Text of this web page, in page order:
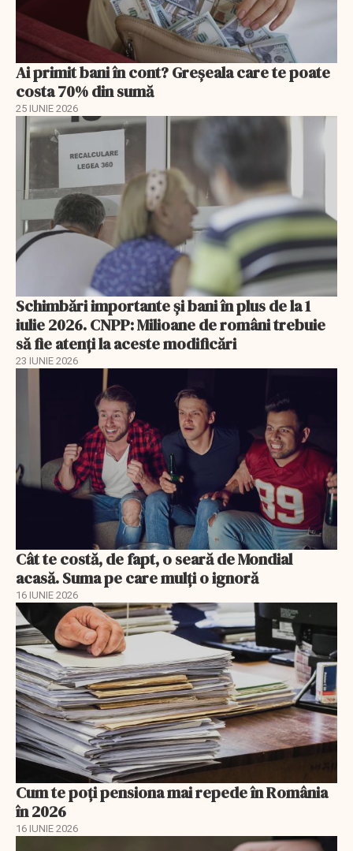
Ai primit bani în cont? Greșeala care te poate
costa 70% din sumă
25 IUNIE 2026
Schimbări importante şi bani în plus de la 1
iulie 2026. CNPP: Milioane de români trebuie
să fie atenți la aceste modificări
23 IUNIE 2026
Cât te costă, de fapt, o seară de Mondial
acasă. Suma pe care mulți o ignoră
16 IUNIE 2026
Cum te poți pensiona mai repede în România
în 2026
16 IUNIE 2026